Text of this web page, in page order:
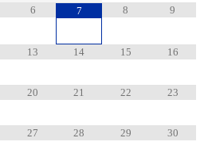
6 7 8 9
13 14 15 16
20 21 22 23
27 28 29 30